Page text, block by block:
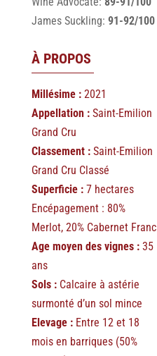
James Suckling: 91-92/100
À PROPOS
Millésime :2021
Appellation :Saint-Emilion
Grand Cru
Classement :Saint-Emilion
Grand Cru Classé
Superficie :7 hectares
Encépagement : 80%
Merlot, 20% Cabernet Franc
Age moyen des vignes :35
ans
Sols :Calcaire à astérie
surmonté d’un sol mince
Elevage :Entre 12 et 18
mois en barriques (50%